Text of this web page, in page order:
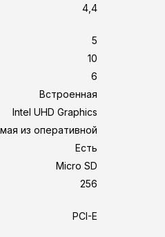
4,4
5
10
6
Встроенная
Intel UHD Graphics
из оперативной
Есть
Micro SD
256
PCI-E